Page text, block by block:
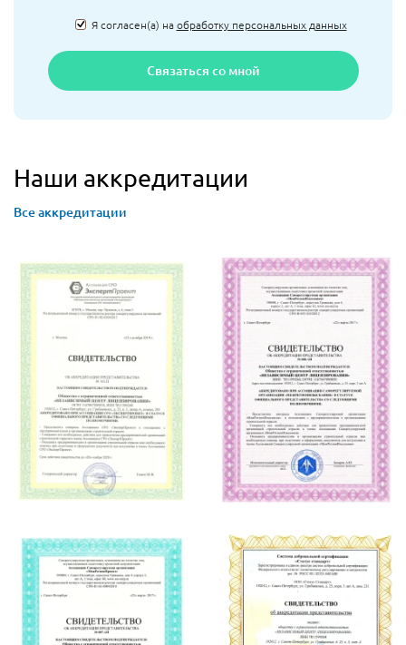
Я согласен(а) наобработку персональных данных
Связаться со мной
Наши аккредитации
Все аккредитации